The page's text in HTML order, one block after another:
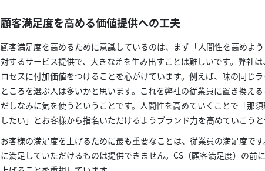
顧客満足度を高める価値提供への工夫
顧客満足度を高めるために意識しているのは、まず「人間性を高めよ
対するサービス提供で、大きな差を生み出すことは難しいです。弊社
ロセスに付加価値をつけることを心がけています。例えば、味の同じ
ところを選ぶ人は多いかと思います。これを弊社の従業員に置き換え
だしなみに気を使うということです。人間性を高めていくことで「那
したい」とお客様から指名いただけるようブランド力を高めていこうと
お客様の満足度を上げるために最も重要なことは、従業員の満足度で
に満足していただけるものは提供できません。CS（顧客満足度）の前